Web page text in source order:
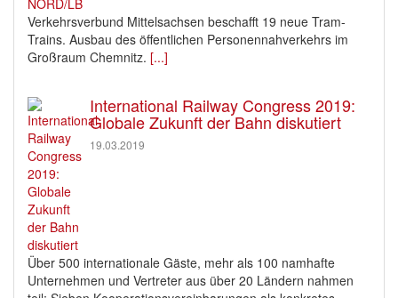
Verkehrsverbund Mittelsachsen beschafft 19 neue Tram-
Trains. Ausbau des öffentlichen Personennahverkehrs im
Großraum Chemnitz. [...]
International Railway Congress 2019:
Globale Zukunft der Bahn diskutiert
19.03.2019
Über 500 internationale Gäste, mehr als 100 namhafte
Unternehmen und Vertreter aus über 20 Ländern nahmen